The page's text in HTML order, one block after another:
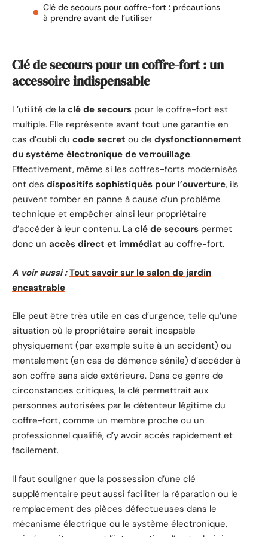
Clé de secours pour coffre-fort : précautions
à prendre avant de l’utiliser
Clé de secours pour un coffre-fort : un
accessoire indispensable
L’utilité de la clé de secours pour le coffre-fort est
multiple. Elle représente avant tout une garantie en
cas d’oubli du code secret ou de dysfonctionnement
du système électronique de verrouillage.
Effectivement, même si les coffres-forts modernisés
ont des dispositifs sophistiqués pour l’ouverture, ils
peuvent tomber en panne à cause d’un problème
technique et empêcher ainsi leur propriétaire
d’accéder à leur contenu. La clé de secours permet
donc un accès direct et immédiat au coffre-fort.
A voir aussi : Tout savoir sur le salon de jardin
encastrable
Elle peut être très utile en cas d’urgence, telle qu’une
situation où le propriétaire serait incapable
physiquement (par exemple suite à un accident) ou
mentalement (en cas de démence sénile) d’accéder à
son coffre sans aide extérieure. Dans ce genre de
circonstances critiques, la clé permettrait aux
personnes autorisées par le détenteur légitime du
coffre-fort, comme un membre proche ou un
professionnel qualifié, d’y avoir accès rapidement et
facilement.
Il faut souligner que la possession d’une clé
supplémentaire peut aussi faciliter la réparation ou le
remplacement des pièces défectueuses dans le
mécanisme électrique ou le système électronique,